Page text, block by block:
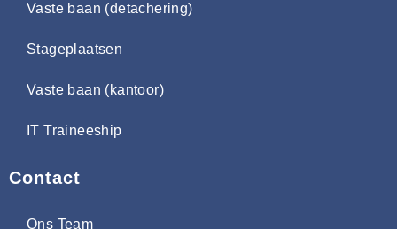
Vaste baan (detachering)
Stageplaatsen
Vaste baan (kantoor)
IT Traineeship
Contact
Ons Team